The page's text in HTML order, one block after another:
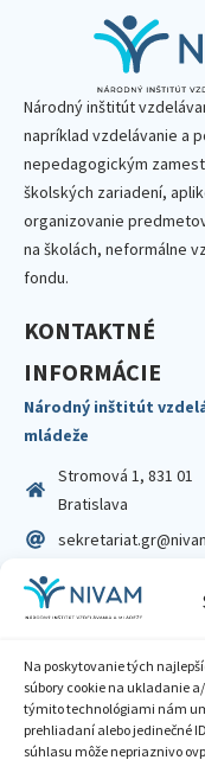
Na poskytovanie tých
súbory cookie na ukladanie
týmito technológiami nám
prehliadaní alebo jedinečné
súhlasu môže nepriaznivo
Národný inštitút
napríklad vzdelávanie a
nepedagogickým
školských zariadení,
organizovanie
na školách, neformálne
fondu.
KONTAKTNÉ
INFORMÁCIE
Národný inštitút
mládeže
Stromová 1, 831 01
Bratislava
IČO: 00164348
DIČ: 2020798714